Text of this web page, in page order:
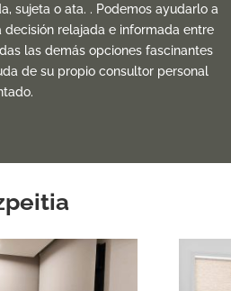
sujeta o ata. . Podemos ayudarlo a
decisión relajada e informada entre
las demás opciones fascinantes
de su propio consultor personal